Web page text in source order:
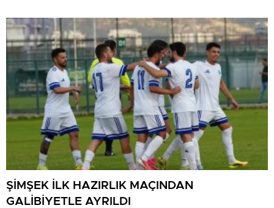
ŞİMŞEK İLK HAZIRLIK MAÇINDAN
GALİBİYETLE AYRILDI